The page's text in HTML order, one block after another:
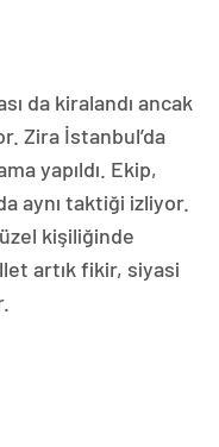
da kiralandı ancak
Zira İstanbul’da
yapıldı. Ekip,
aynı taktiği izliyor.
kişiliğinde
artık fikir, siyasi